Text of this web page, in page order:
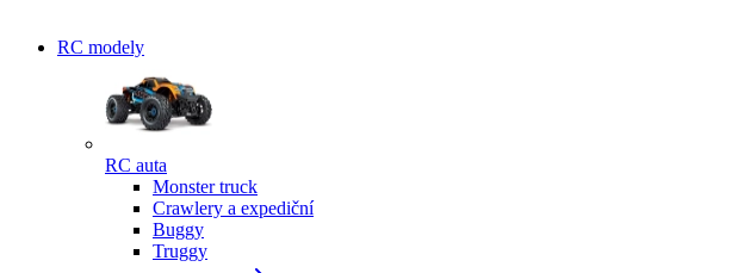
RC modely
RC auta
Monster truck
Crawlery a expediční
Buggy
Truggy